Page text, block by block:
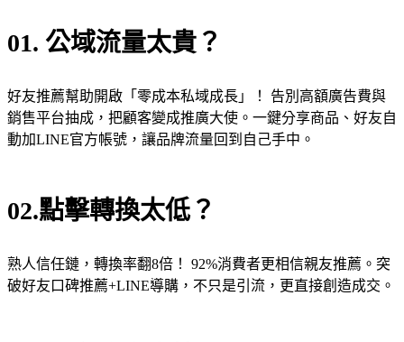
01. 公域流量太貴？
好友推薦幫助開啟「零成本私域成長」！
告別高額廣告費與
銷售平台抽成，把顧客變成推廣大使。一鍵分享商品、好友自
動加LINE官方帳號，讓品牌流量回到自己手中。
02.點擊轉換太低？
熟人信任鏈，轉換率翻8倍！
92%消費者更相信親友推薦。突
破好友口碑推薦+LINE導購，不只是引流，更直接創造成交。